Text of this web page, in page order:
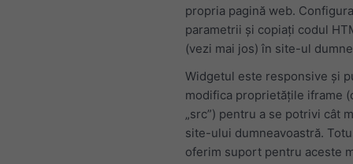
propria pagină web.
parametrii și copiați codul
(vezi mai jos) în site-ul
Widgetul este responsive și
modifica proprietățile iframe
„src”) pentru a se potrivi cât
site-ului dumneavoastră.
oferim suport pentru aceste